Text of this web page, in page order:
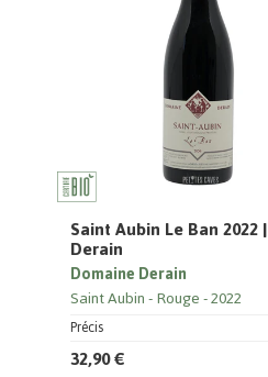
Saint Aubin Le Ban 2022 |
Derain
Précis
Domaine Derain
Saint Aubin Rouge 2022
32,90 €